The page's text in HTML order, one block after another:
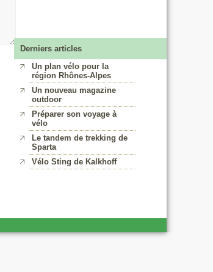
Derniers articles
Un plan vélo pour la
région Rhônes-Alpes
Un nouveau magazine
outdoor
Préparer son voyage à
vélo
Le tandem de trekking de
Sparta
Vélo Sting de Kalkhoff